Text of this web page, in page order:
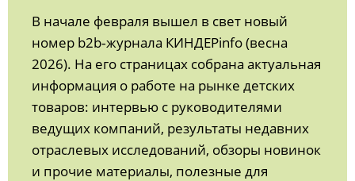
В начале февраля вышел в свет новый
номер b2b‑журнала КИНДЕРinfo (весна
2026). На его страницах собрана актуальная
информация о работе на рынке детских
товаров: интервью с руководителями
ведущих компаний, результаты недавних
отраслевых исследований, обзоры новинок
и прочие материалы, полезные для